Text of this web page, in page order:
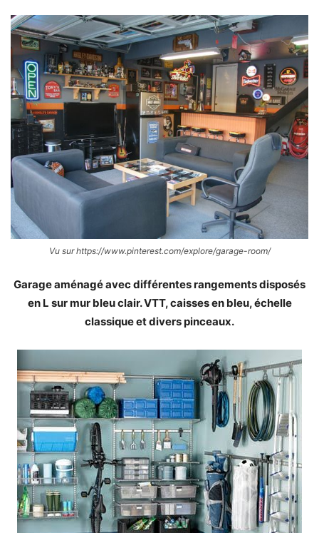
Vu sur https://www.pinterest.com/explore/garage-room/
Garage aménagé avec différentes rangements disposés
en L sur mur bleu clair. VTT, caisses en bleu, échelle
classique et divers pinceaux.